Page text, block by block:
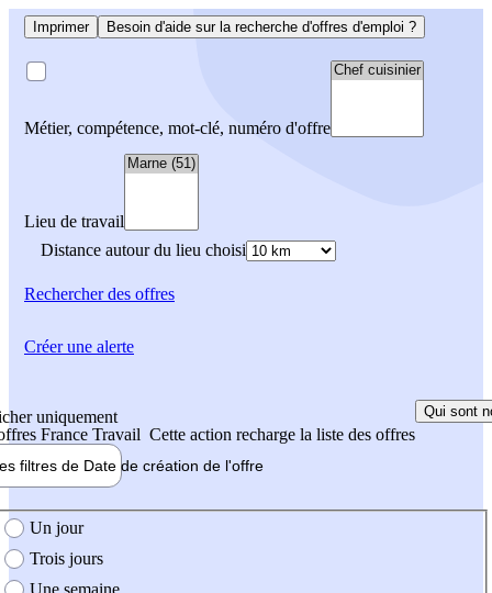
Imprimer Besoin d'aide sur la recherche d'offres d'emploi ?
Métier, compétence, mot-clé, numéro d'offre
Lieu de travail
Distance autour du lieu choisi
Rechercherdes offres
uniquement
France Travail Cette action recharge la liste des offres
Qui sont
filtres de Date de création de l'offre
création de l'offre
Un jour
Trois jours
Une semaine
Créer une alerte